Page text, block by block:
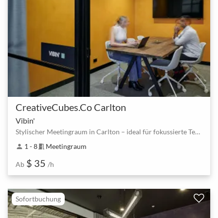
CreativeCubes.Co Carlton
Vibin'
Stylischer Meetingraum in Carlton – ideal für fokussierte Teams bis 8
person 1 - 8meeting_room Meetingraum
Ab $ 35 /h
Sofortbuchung